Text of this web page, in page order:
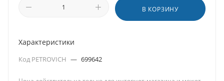
В КОРЗИНУ
Характеристики
Код PETROVICH — 699642